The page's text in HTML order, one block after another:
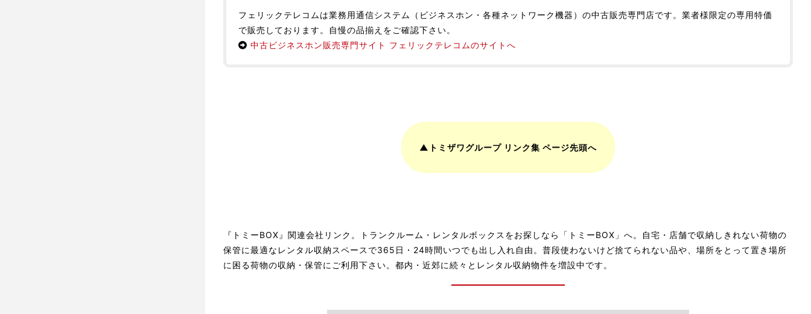
フェリックテレコムは業務用通信システム（ビジネスホン・各種ネットワーク機器）の中古販売専門店です。業者様限定の専用特価
で販売しております。自慢の品揃えをご確認下さい。
中古ビジネスホン販売専門サイト フェリックテレコムのサイトへ
▲トミザワグループ リンク集 ページ先頭へ
『トミーBOX』関連会社リンク。トランクルーム・レンタルボックスをお探しなら「トミーBOX」へ。自宅・店舗で収納しきれない荷物の
保管に最適なレンタル収納スペースで365日・24時間いつでも出し入れ自由。普段使わないけど捨てられない品や、場所をとって置き場所
に困る荷物の収納・保管にご利用下さい。都内・近郊に続々とレンタル収納物件を増設中です。